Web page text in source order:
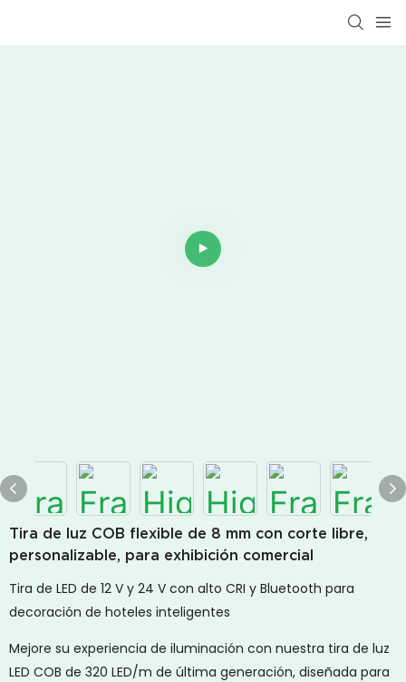
Tira de luz COB flexible de 8 mm con corte libre,
personalizable, para exhibición comercial
Tira de LED de 12 V y 24 V con alto CRI y Bluetooth para
decoración de hoteles inteligentes
Mejore su experiencia de iluminación con nuestra tira de luz
LED COB de 320 LED/m de última generación, diseñada para